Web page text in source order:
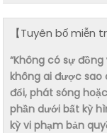
【Tuyên bố miễn
“Không có sự
không ai được sao
đổi, phát sóng
phần dưới bất kỳ
kỳ vi phạm bản